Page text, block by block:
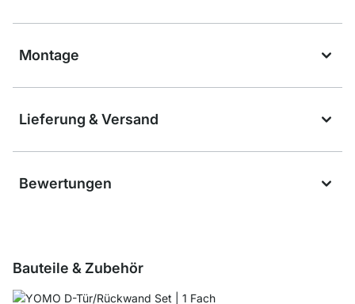
Montage
Lieferung & Versand
Bewertungen
Bauteile & Zubehör